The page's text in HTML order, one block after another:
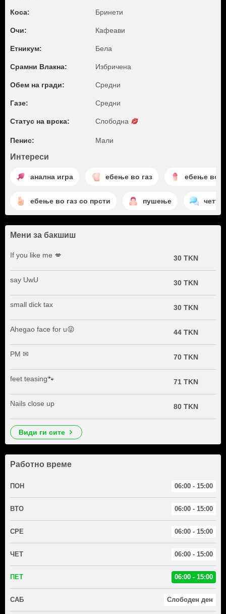
Коса: Бринети
Очи: Кафеави
Етникум: Бела
Срамни Влакна: Избричена
Обем на гради: Средни
Газе: Средни
Статус на врска: Слободна
Пенис: Мали
Интереси
анална игра ебење во газ ебење во
ебење во газ со прсти пушење
Мени за бакшиш
If you like me 💋 30 TKN
say UwU 30 TKN
small dick tax 30 TKN
Ahegao face for u😝 44 TKN
PM ✉ 70 TKN
feet teasing🐾 71 TKN
Nails close up 80 TKN
види ги сите
Работно време
ПОН 06:00 - 15:00
ВТО 06:00 - 15:00
СРЕ 06:00 - 15:00
ЧЕТ 06:00 - 15:00
ПЕТ 06:00 - 15:00
САБ Слободен ден